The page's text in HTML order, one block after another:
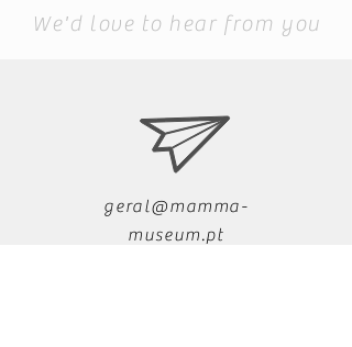
We'd love to hear from you
geral@mamma-
museum.pt